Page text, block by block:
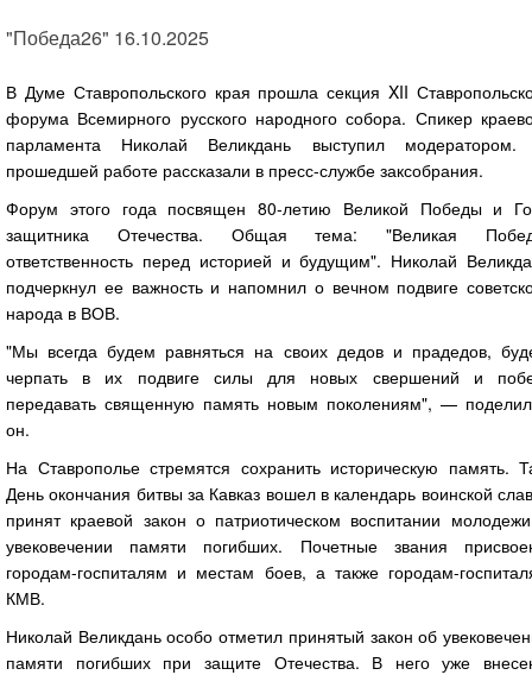
"Победа26" 16.10.2025
В Думе Ставропольского края прошла секция XII
форума Всемирного русского народного собора. Спикер
парламента Николай Великдань выступил
прошедшей работе рассказали в пресс-службе заксобрания.
Форум этого года посвящен 80-летию Великой Победы и
защитника Отечества. Общая тема: "Великая
ответственность перед историей и будущим". Николай
подчеркнул ее важность и напомнил о вечном подвиге
народа в ВОВ.
"Мы всегда будем равняться на своих дедов и прадедов,
черпать в их подвиге силы для новых свершений и
передавать священную память новым поколениям", —
он.
На Ставрополье стремятся сохранить историческую память.
День окончания битвы за Кавказ вошел в календарь воинской
принят краевой закон о патриотическом воспитании
увековечении памяти погибших. Почетные звания
городам-госпиталям и местам боев, а также городам-
КМВ.
Николай Великдань особо отметил принятый закон об
памяти погибших при защите Отечества. В него уже